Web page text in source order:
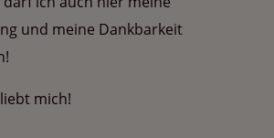
und meine Dankbarkeit
mich!